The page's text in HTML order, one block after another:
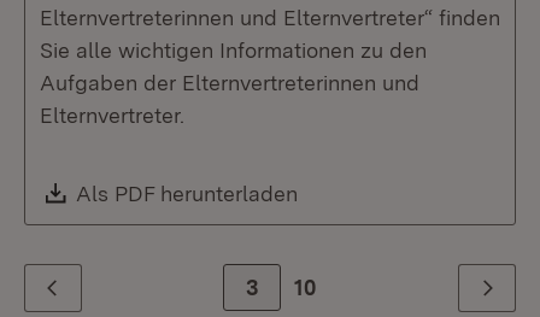
Elternvertreterinnen und Elternvertreter“ finden
Sie alle wichtigen Informationen zu den
Aufgaben der Elternvertreterinnen und
Elternvertreter.
Download:
Als PDF herunterladen
Zurück Zur Seite
3 10 Weiter